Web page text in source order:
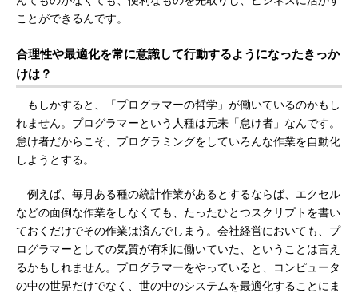
ことができるんです。
合理性や最適化を常に意識して行動するようになったきっか
けは？
もしかすると、「プログラマーの哲学」が働いているのかもし
れません。プログラマーという人種は元来「怠け者」なんです。
怠け者だからこそ、プログラミングをしていろんな作業を自動化
しようとする。
例えば、毎月ある種の統計作業があるとするならば、エクセル
などの面倒な作業をしなくても、たったひとつスクリプトを書い
ておくだけでその作業は済んでしまう。会社経営においても、プ
ログラマーとしての気質が有利に働いていた、ということは言え
るかもしれません。プログラマーをやっていると、コンピュータ
の中の世界だけでなく、世の中のシステムを最適化することにま